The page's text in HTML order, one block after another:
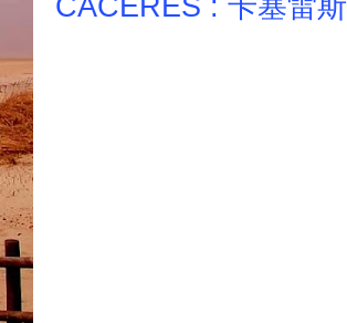
CACERES : 卡塞雷斯